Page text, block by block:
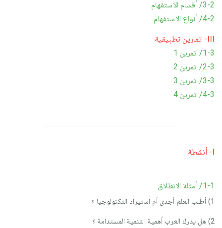
3-2/ أقسام الاستفهام
4-2/ أنواع الاستفهام
III- تمارين تطبيقية
1-3/ تمرين 1
2-3/ تمرين 2
3-3/ تمرين 3
4-3/ تمرين 4
I- أنشطة
1-1/ أمثلة الانطلاق
1) أطلب العلم أجدى أم استيراد التكنولوجيا ؟
2) هل يدرك العرب أهمية التنمية المستدامة ؟